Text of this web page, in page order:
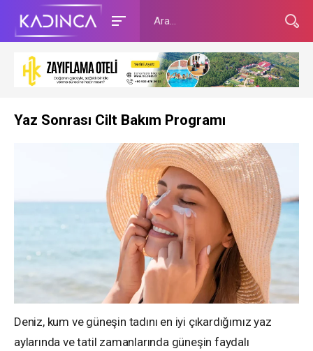
Yaz Sonrası Cilt Bakım Programı
Deniz, kum ve güneşin tadını en iyi çıkardığımız yaz
aylarında ve tatil zamanlarında güneşin faydalı